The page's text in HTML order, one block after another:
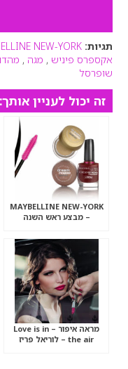
תגיות: NEW-YORK
אקספרס פיניש , מגה ,
שופרסל
זה יכול לעניין אותך:
MAYBELLINE NEW-YORK
– מבצע ראש השנה
מראה איפור – Love is in
the air – לוריאל פריז